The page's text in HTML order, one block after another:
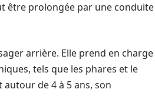
être prolongée par une conduite
arrière. Elle prend en charge
tels que les phares et le
de 4 à 5 ans, son